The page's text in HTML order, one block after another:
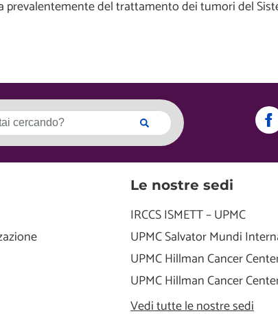
prevalentemente del trattamento dei tumori del
Le nostre sedi
IRCCS ISMETT – UPMC
UPMC Salvator Mundi
UPMC Hillman Cancer
UPMC Hillman Cancer
Vedi tutte le nostre sedi